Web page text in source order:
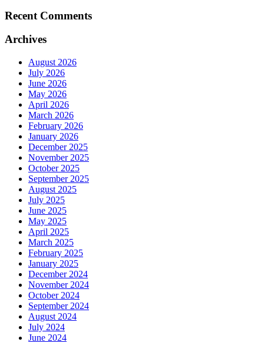
Recent Comments
Archives
August 2026
July 2026
June 2026
May 2026
April 2026
March 2026
February 2026
January 2026
December 2025
November 2025
October 2025
September 2025
August 2025
July 2025
June 2025
May 2025
April 2025
March 2025
February 2025
January 2025
December 2024
November 2024
October 2024
September 2024
August 2024
July 2024
June 2024